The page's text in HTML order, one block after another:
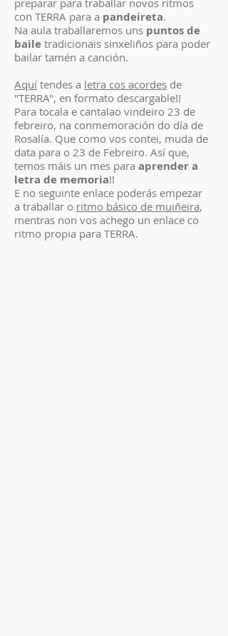
preparar para traballar novos ritmos
con TERRA para a pandeireta.
Na aula traballaremos uns puntos de
baile tradicionais sinxeliños para poder
bailar tamén a canción.
Aquí tendes a letra cos acordes de
"TERRA", en formato descargable!!
Para tocala e cantalao vindeiro 23 de
febreiro, na conmemoración do día de
Rosalía. Que como vos contei, muda de
data para o 23 de Febreiro. Así que,
temos máis un mes para aprender a
letra de memoria!!
E no seguinte enlace poderás empezar
a traballar o ritmo básico de muiñeira,
mentras non vos achego un enlace co
ritmo propia para TERRA.